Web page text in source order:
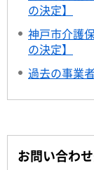
の決定】
神戸市介護
の決定】
過去の事業
お問い合わ